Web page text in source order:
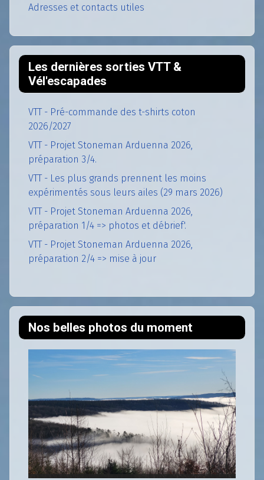
Adresses et contacts utiles
Les dernières sorties VTT &
Vél'escapades
VTT - Pré-commande des t-shirts coton
2026/2027
VTT - Projet Stoneman Arduenna 2026,
préparation 3/4.
VTT - Les plus grands prennent les moins
expérimentés sous leurs ailes (29 mars 2026)
VTT - Projet Stoneman Arduenna 2026,
préparation 1/4 => photos et débrief'.
VTT - Projet Stoneman Arduenna 2026,
préparation 2/4 => mise à jour
Nos belles photos du moment